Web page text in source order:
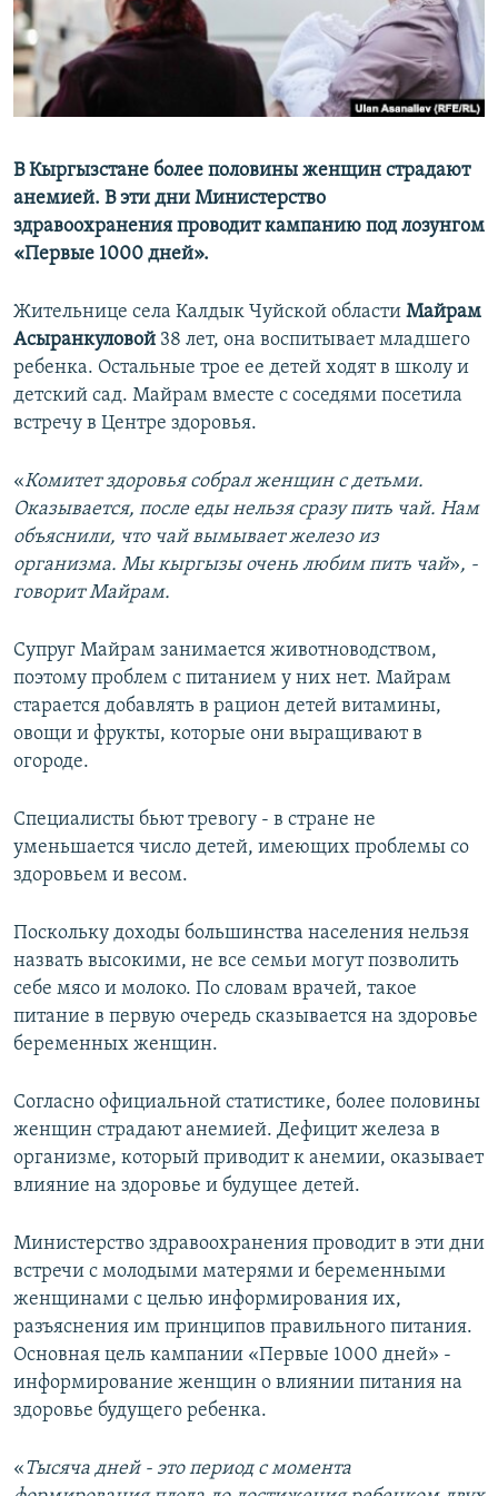
В Кыргызстане более половины женщин страдают
анемией. В эти дни Министерство
здравоохранения проводит кампанию под лозунгом
«Первые 1000 дней».
Жительнице села Калдык Чуйской области Майрам
Асыранкуловой 38 лет, она воспитывает младшего
ребенка. Остальные трое ее детей ходят в школу и
детский сад. Майрам вместе с соседями посетила
встречу в Центре здоровья.
«​Комитет здоровья собрал женщин с детьми.
Оказывается, после еды нельзя сразу пить чай. Нам
объяснили, что чай вымывает железо из
организма. Мы кыргызы очень любим пить чай»​, -
говорит Майрам.
Супруг Майрам занимается животноводством,
поэтому проблем с питанием у них нет. Майрам
старается добавлять в рацион детей витамины,
овощи и фрукты, которые они выращивают в
огороде.
Специалисты бьют тревогу - в стране не
уменьшается число детей, имеющих проблемы со
здоровьем и весом.
Поскольку доходы большинства населения нельзя
назвать высокими, не все семьи могут позволить
себе мясо и молоко. По словам врачей, такое
питание в первую очередь сказывается на здоровье
беременных женщин.
Согласно официальной статистике, более половины
женщин страдают анемией. Дефицит железа в
организме, который приводит к анемии, оказывает
влияние на здоровье и будущее детей.
Министерство здравоохранения проводит в эти дни
встречи с молодыми матерями и беременными
женщинами с целью информирования их,
разъяснения им принципов правильного питания.
Основная цель кампании «Первые 1000 дней» -
информирование женщин о влиянии питания на
здоровье будущего ребенка.
«Тысяча дней - это период с момента